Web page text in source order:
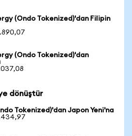
(Ondo Tokenized)'dan Filipin
(Ondo Tokenized)'dan
dönüştür
Tokenized)'dan Japon Yeni'na